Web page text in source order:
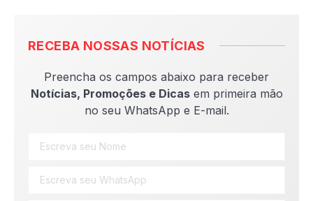
RECEBA NOSSAS NOTÍCIAS
Preencha os campos abaixo para receber
Notícias, Promoções e Dicasem primeira mão
no seu WhatsApp e E-mail.